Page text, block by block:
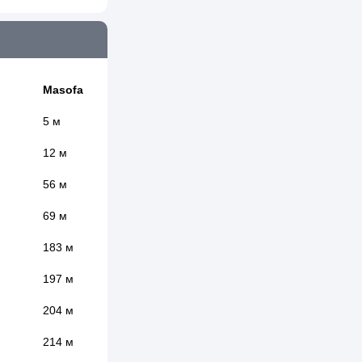
Masofa
5 м
12 м
56 м
69 м
183 м
197 м
204 м
214 м